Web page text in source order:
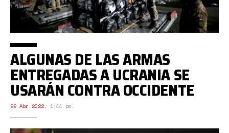
ALGUNAS DE LAS ARMAS
ENTREGADAS A UCRANIA SE
USARÁN CONTRA OCCIDENTE
22 Abr 2022, 1:44 pm.